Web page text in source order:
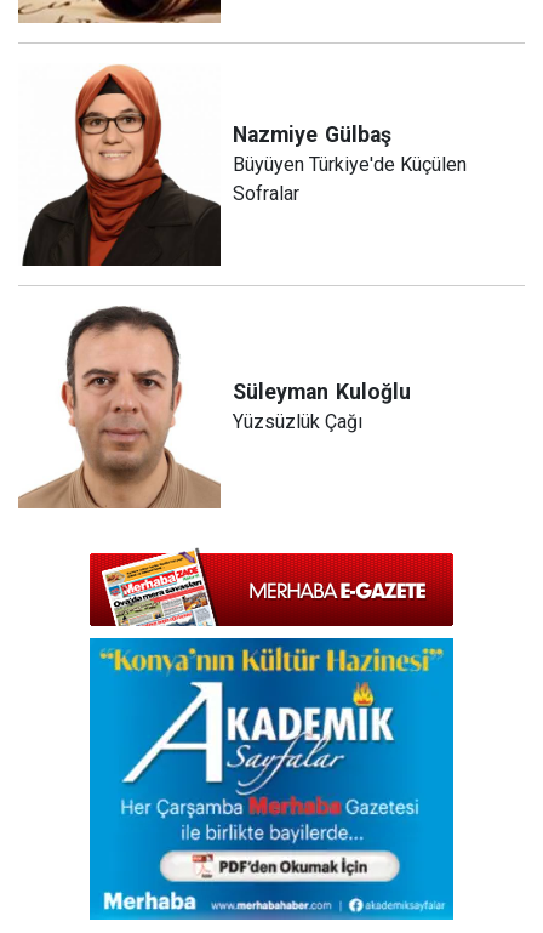
Nazmiye Gülbaş
Büyüyen Türkiye'de Küçülen
Sofralar
Süleyman Kuloğlu
Yüzsüzlük Çağı